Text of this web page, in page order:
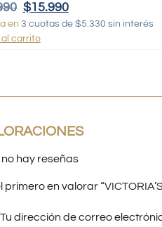
$15.990
en 3 cuotas de $5.330 sin interés
al carrito
hay reseñas
primero en valorar
Tu dirección de correo